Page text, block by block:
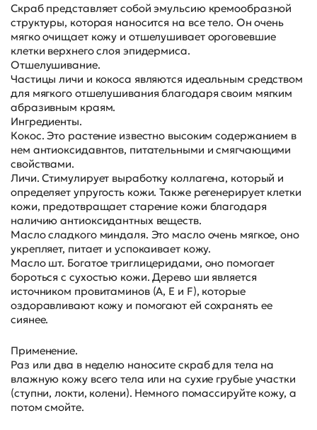
Скраб представляет собой эмульсию кремообразной
структуры, которая наносится на все тело. Он очень
мягко очищает кожу и отшелушивает ороговевшие
клетки верхнего слоя эпидермиса.
Отшелушивание.
Частицы личи и кокоса являются идеальным средством
для мягкого отшелушивания благодаря своим мягким
абразивным краям.
Ингредиенты.
Кокос. Это растение известно высоким содержанием в
нем антиоксидавнтов, питательными и смягчающими
свойствами.
Личи. Стимулирует выработку коллагена, который и
определяет упругость кожи. Также регенерирует клетки
кожи, предотвращает старение кожи благодаря
наличию антиоксидантных веществ.
Масло сладкого миндаля. Это масло очень мягкое, оно
укрепляет, питает и успокаивает кожу.
Масло шт. Богатое триглицеридами, оно помогает
бороться с сухостью кожи. Дерево ши является
источником провитаминов (А, Е и F), которые
оздоравливают кожу и помогают ей сохранять ее
сиянее.
Применение.
Раз или два в неделю наносите скраб для тела на
влажную кожу всего тела или на сухие грубые участки
(ступни, локти, колени). Немного помассируйте кожу, а
потом смойте.